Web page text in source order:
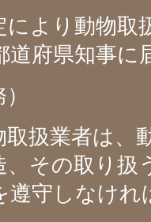
より動物取
道府県知事
扱業者は、
、その取り扱
遵守しなけれ